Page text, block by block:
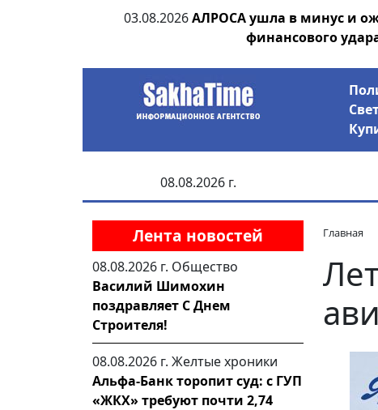
03.08.2026 АЛРОСА ушла в минус и
финансового
08.08.2026 г.
Лента новостей
08.08.2026 г. Общество
Василий Шимохин
поздравляет С Днем
Строителя!
08.08.2026 г. Желтые хроники
Альфа-Банк торопит суд: с ГУП
«ЖКХ» требуют почти 2,74
Главная